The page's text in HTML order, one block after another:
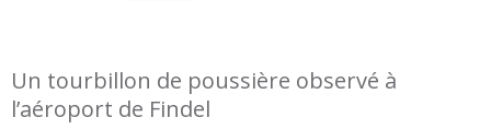
Un tourbillon de poussière observé à
l’aéroport de Findel